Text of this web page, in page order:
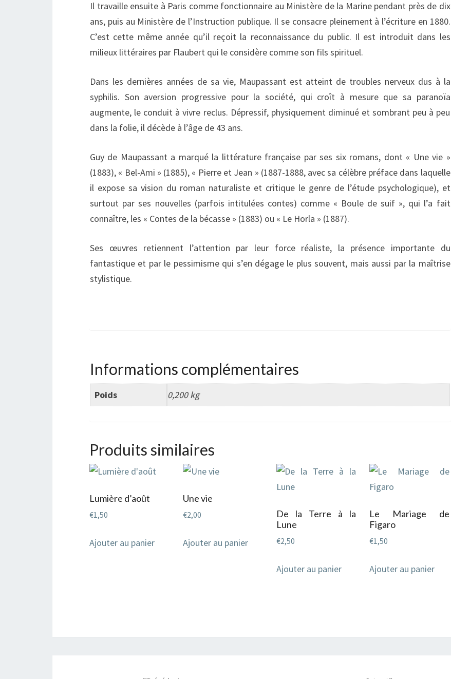
Il travaille ensuite à Paris comme fonctionnaire au Ministère de la Marine pendant près de dix
ans, puis au Ministère de l’Instruction publique. Il se consacre pleinement à l’écriture en 1880.
C’est cette même année qu’il reçoit la reconnaissance du public. Il est introduit dans les
milieux littéraires par Flaubert qui le considère comme son fils spirituel.
Dans les dernières années de sa vie, Maupassant est atteint de troubles nerveux dus à la
syphilis. Son aversion progressive pour la société, qui croît à mesure que sa paranoïa
augmente, le conduit à vivre reclus. Dépressif, physiquement diminué et sombrant peu à peu
dans la folie, il décède à l’âge de 43 ans.
Guy de Maupassant a marqué la littérature française par ses six romans, dont « Une vie »
(1883), « Bel-Ami » (1885), « Pierre et Jean » (1887-1888, avec sa célèbre préface dans laquelle
il expose sa vision du roman naturaliste et critique le genre de l’étude psychologique), et
surtout par ses nouvelles (parfois intitulées contes) comme « Boule de suif », qui l’a fait
connaître, les « Contes de la bécasse » (1883) ou « Le Horla » (1887).
Ses œuvres retiennent l’attention par leur force réaliste, la présence importante du
fantastique et par le pessimisme qui s’en dégage le plus souvent, mais aussi par la maîtrise
stylistique.
Informations complémentaires
Poids 0,200 kg
Produits similaires
Lumière d’août
€1,50
Ajouter au panier
Une vie
€2,00
Ajouter au panier
De la Terre à la
Lune
€2,50
Ajouter au panier
Le Mariage de
Figaro
€1,50
Ajouter au panier